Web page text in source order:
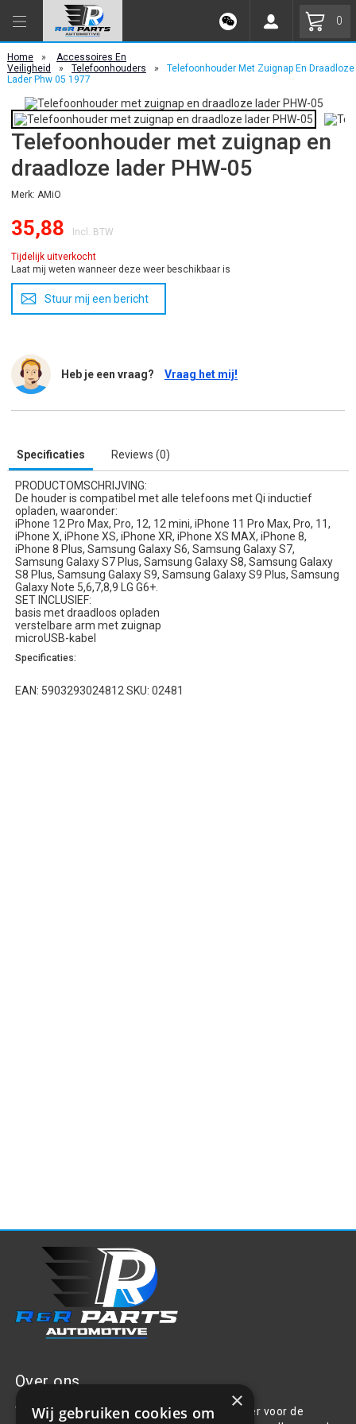
0
Home »
Accessoires En
Veiligheid
» Telefoonhouders »
Telefoonhouder Met Zuignap En Draadloze
Lader Phw 05 1977
Telefoonhouder met zuignap en
draadloze lader PHW-05
Merk: AMiO
35,88 Incl. BTW
Tijdelijk uitverkocht
Laat mij weten wanneer deze weer beschikbaar is
Stuur mij een bericht
Heb je een vraag? Vraag het mij!
Specificaties Reviews (0)
PRODUCTOMSCHRIJVING:
De houder is compatibel met alle telefoons met Qi inductief
opladen, waaronder:
iPhone 12 Pro Max, Pro, 12, 12 mini, iPhone 11 Pro Max, Pro, 11,
iPhone X, iPhone XS, iPhone XR, iPhone XS MAX, iPhone 8,
iPhone 8 Plus, Samsung Galaxy S6, Samsung Galaxy S7,
Samsung Galaxy S7 Plus, Samsung Galaxy S8, Samsung Galaxy
S8 Plus, Samsung Galaxy S9, Samsung Galaxy S9 Plus, Samsung
Galaxy Note 5,6,7,8,9 LG G6+.
SET INCLUSIEF:
basis met draadloos opladen
verstelbare arm met zuignap
microUSB-kabel
Specificaties:
EAN: 5903293024812 SKU: 02481
Over ons
Welkom bij R&R Parts Automotive, uw partner voor de
×
Wij gebruiken cookies om